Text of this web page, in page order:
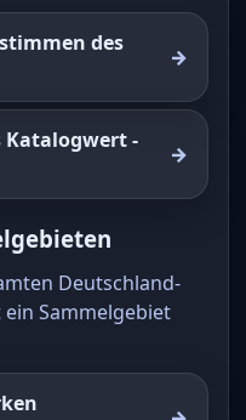
des
Katalogwert -
Deutschland-
Sammelgebiet